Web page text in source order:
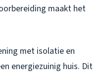
maakt het
met isolatie en
energiezuinig huis. Dit